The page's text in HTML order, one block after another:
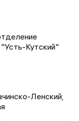
Кутский"
Ленский,